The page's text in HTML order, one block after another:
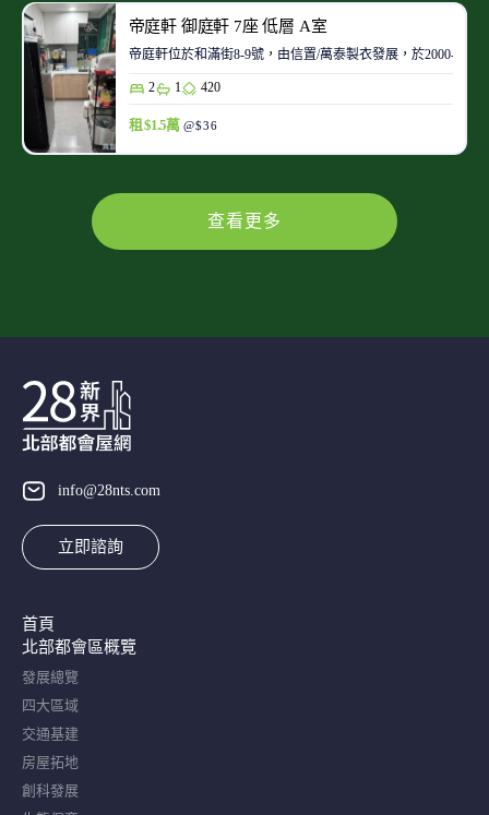
帝庭軒 御庭軒 7座 低層 A室
帝庭軒位於和滿街8-9號，由信置/萬泰製衣發展，於2000-08
2 1 420
租 $1.5萬 @$36
查看更多
info@28nts.com
立即諮詢
首頁
北部都會區概覽​
發展總覽
四大區域
交通基建
房屋拓地
創科發展